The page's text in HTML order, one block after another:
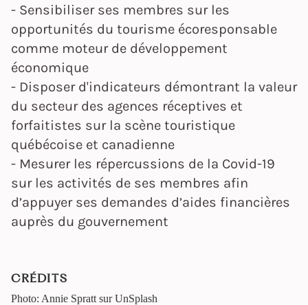
- Sensibiliser ses membres sur les
opportunités du tourisme écoresponsable
comme moteur de développement
économique
- Disposer d'indicateurs démontrant la valeur
du secteur des agences réceptives et
forfaitistes sur la scène touristique
québécoise et canadienne
- Mesurer les répercussions de la Covid-19
sur les activités de ses membres afin
d’appuyer ses demandes d’aides financières
auprès du gouvernement
CRÉDITS
Photo: Annie Spratt sur UnSplash